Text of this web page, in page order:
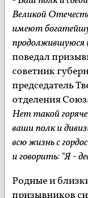
Великой
имеют
продолжившуюся
поведал
советник
председатель
отделения
Нет такой
ваши полк и
всю жизнь с
и говорить: "Я -
Родные и